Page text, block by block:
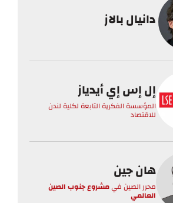
دانيال بالاز
إل إس إي أيدياز
المؤسسة الفكرية التابعة لكلية لندن
للاقتصاد
هان جين
محرر الصينفيمشروع جنوب الصين
العالمي